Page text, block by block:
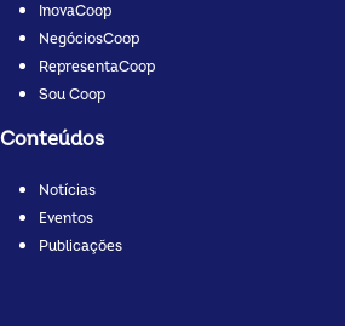
InovaCoop
NegóciosCoop
RepresentaCoop
Sou Coop
Conteúdos
Notícias
Eventos
Publicações